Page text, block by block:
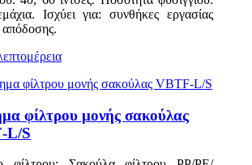
Ισχύει για: συνθήκες εργασίας
φίλτρου μονής σακούλας
L/S